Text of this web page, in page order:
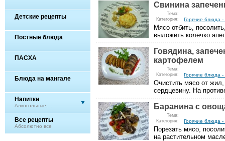
Детские рецепты
Постные блюда
ПАСХА
Блюда на мангале
Напитки
Алкогольные,...
Все рецепты
Абсолютно все
Свинина
Тема:
Категория:
Горячие блюда
Мясо отбить,
выложить колечко
Говядина,
картофелем
Тема:
Категория:
Горячие блюда
Очистить мясо от
сердцевину. На
Баранина с
Тема:
Категория:
Горячие блюда
Порезать мясо,
на растительном